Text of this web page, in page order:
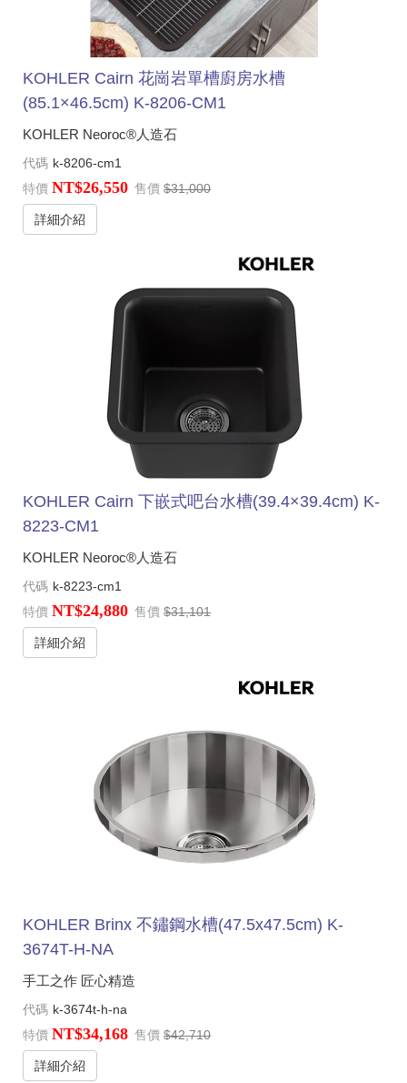
KOHLER Cairn 花崗岩單槽廚房水槽
(85.1×46.5cm) K-8206-CM1
KOHLER Neoroc®人造石
代碼 k-8206-cm1
特價 NT$26,550 售價 $31,000
詳細介紹
KOHLER Cairn 下嵌式吧台水槽(39.4×39.4cm) K-
8223-CM1
KOHLER Neoroc®人造石
代碼 k-8223-cm1
特價 NT$24,880 售價 $31,101
詳細介紹
KOHLER Brinx 不鏽鋼水槽(47.5x47.5cm) K-
3674T-H-NA
手工之作 匠心精造
代碼 k-3674t-h-na
特價 NT$34,168 售價 $42,710
詳細介紹